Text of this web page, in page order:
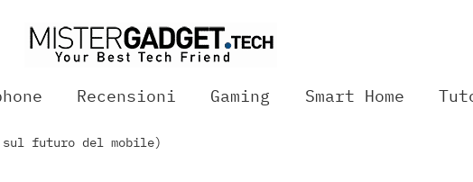
Recensioni Gaming Smart Home
sul futuro del mobile)